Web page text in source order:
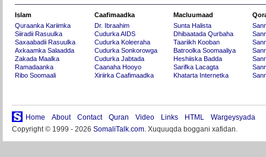
Islam
Quraanka Kariimka
Siiradii Rasuulka
Saxaabadii Rasuulka
Axkaamka Salaadda
Zakada Maalka
Ramadaanka
Ribo Soomaali
Caafimaadka
Dr. Ibraahim
Cudurka AIDS
Cudurka Koleeraha
Cudurka Sonkorowga
Cudurka Jabtada
Caanaha Hooyo
Xiriirka Caafimaadka
Macluumaad
Sunta Halista
Dhibaatada Qurbaha
Taariikh Kooban
Batroolka Soomaaliya
Heshiiska Badda
Sarifka Lacagta
Khatarta Internetka
Home About Contact Quran Video Links HTML
Wargeysyada
Copyright © 1999 - 2026 SomaliTalk.com. Xuquuqda boggani xafidan.